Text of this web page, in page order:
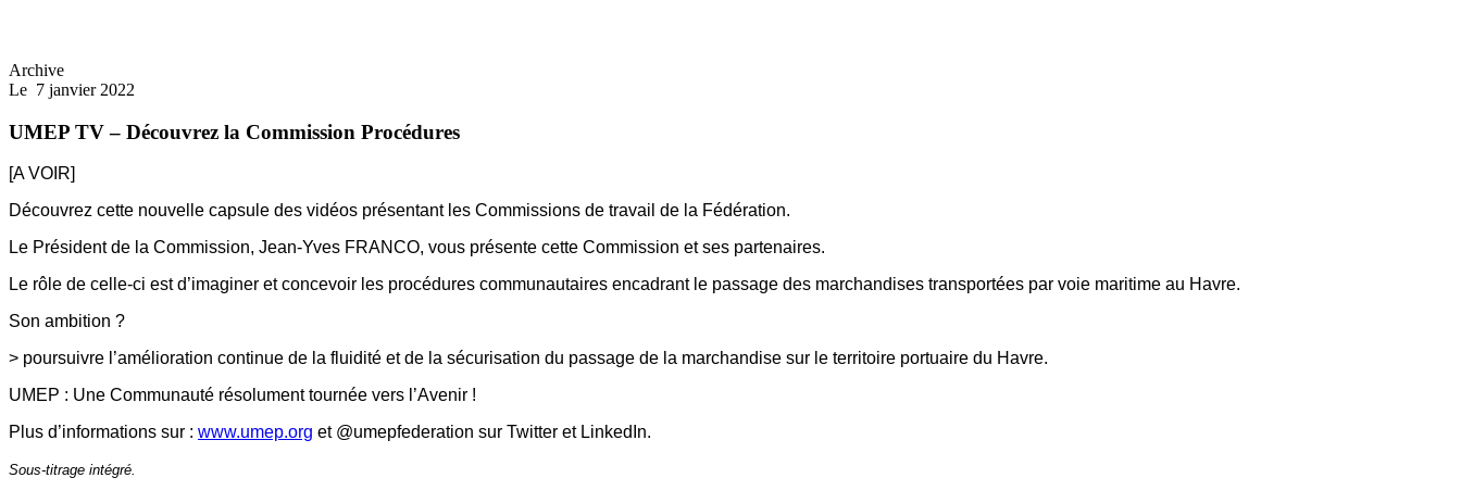
Archive
Le 7 janvier 2022
UMEP TV – Découvrez la Commission Procédures
[A VOIR]
Découvrez cette nouvelle capsule des vidéos présentant les Commissions de travail de la Fédération.
Le Président de la Commission, Jean-Yves FRANCO, vous présente cette Commission et ses partenaires.
Le rôle de celle-ci est d’imaginer et concevoir les procédures communautaires encadrant le passage des marchandises transportées par voie maritime au Havre.
Son ambition ?
> poursuivre l’amélioration continue de la fluidité et de la sécurisation du passage de la marchandise sur le territoire portuaire du Havre.
UMEP : Une Communauté résolument tournée vers l’Avenir !
Plus d’informations sur : www.umep.org et @umepfederation sur Twitter et LinkedIn.
Sous-titrage intégré.